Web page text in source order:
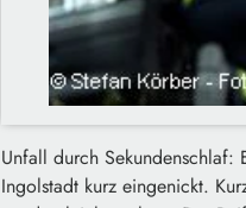
Unfall durch Sekundenschlaf:
Ingolstadt kurz eingenickt.